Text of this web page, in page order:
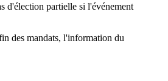
d'élection partielle si l'événement
des mandats, l'information du